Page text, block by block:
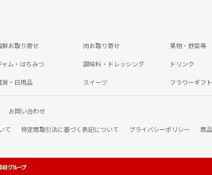
鮮お取り寄せ 肉お取り寄せ 果物・野菜等
ャム・はちみつ 調味料・ドレッシング ドリンク
貨・日用品 スイーツ フラワーギフト
お問い合わせ
て 特定商取引法に基づく表記について プライバシーポリシー 商